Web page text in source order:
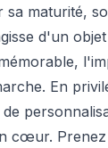
maturité,
d'un
En
cœur. Prenez